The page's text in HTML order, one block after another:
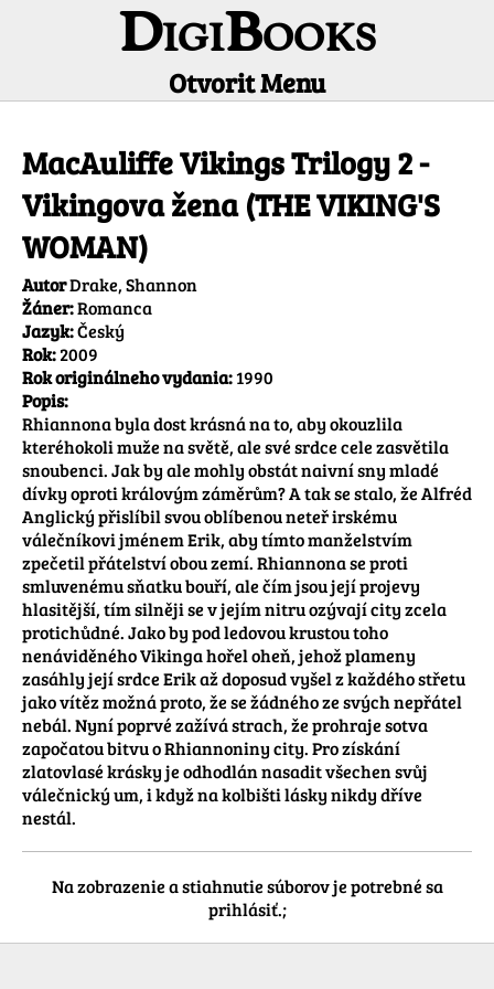
DigiBooks
Otvorit Menu
MacAuliffe Vikings Trilogy 2 -
Vikingova žena (THE VIKING'S
WOMAN)
AutorDrake, Shannon
Žáner:Romanca
Jazyk:Český
Rok:2009
Rok originálneho vydania:1990
Popis:
Rhiannona byla dost krásná na to, aby okouzlila
kteréhokoli muže na světě, ale své srdce cele zasvětila
snoubenci. Jak by ale mohly obstát naivní sny mladé
dívky oproti královým záměrům? A tak se stalo, že Alfréd
Anglický přislíbil svou oblíbenou neteř irskému
válečníkovi jménem Erik, aby tímto manželstvím
zpečetil přátelství obou zemí. Rhiannona se proti
smluvenému sňatku bouří, ale čím jsou její projevy
hlasitější, tím silněji se v jejím nitru ozývají city zcela
protichůdné. Jako by pod ledovou krustou toho
nenáviděného Vikinga hořel oheň, jehož plameny
zasáhly její srdce Erik až doposud vyšel z každého střetu
jako vítěz možná proto, že se žádného ze svých nepřátel
nebál. Nyní poprvé zažívá strach, že prohraje sotva
započatou bitvu o Rhiannoniny city. Pro získání
zlatovlasé krásky je odhodlán nasadit všechen svůj
válečnický um, i když na kolbišti lásky nikdy dříve
nestál.
Na zobrazenie a stiahnutie súborov je potrebné sa
prihlásiť.;